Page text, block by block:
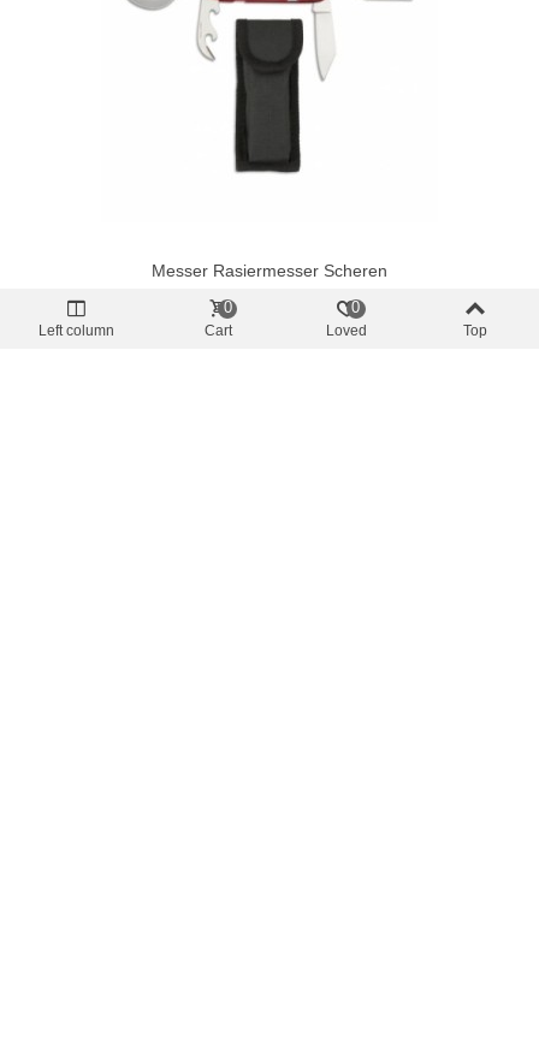
Messer Rasiermesser Scheren
Albainox Abnehmbares Rotes
Mehrzweckmesser C/F 7 Verwendet
Left column Cart
0
Loved
0
Top